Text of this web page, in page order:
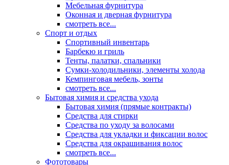
Мебельная фурнитура
Оконная и дверная фурнитура
смотреть все...
Спорт и отдых
Спортивный инвентарь
Барбекю и гриль
Тенты, палатки, спальники
Сумки-холодильники, элементы холода
Кемпинговая мебель, зонты
смотреть все...
Бытовая химия и средства ухода
Бытовая химия (прямые контракты)
Средства для стирки
Средства по уходу за волосами
Средства для укладки и фиксации волос
Средства для окрашивания волос
смотреть все...
Фототовары